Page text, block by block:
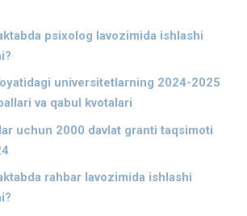
psixolog lavozimida ishlashi
universitetlarning 2024-2025
va qabul kvotalari
uchun 2000 davlat granti taqsimoti
rahbar lavozimida ishlashi